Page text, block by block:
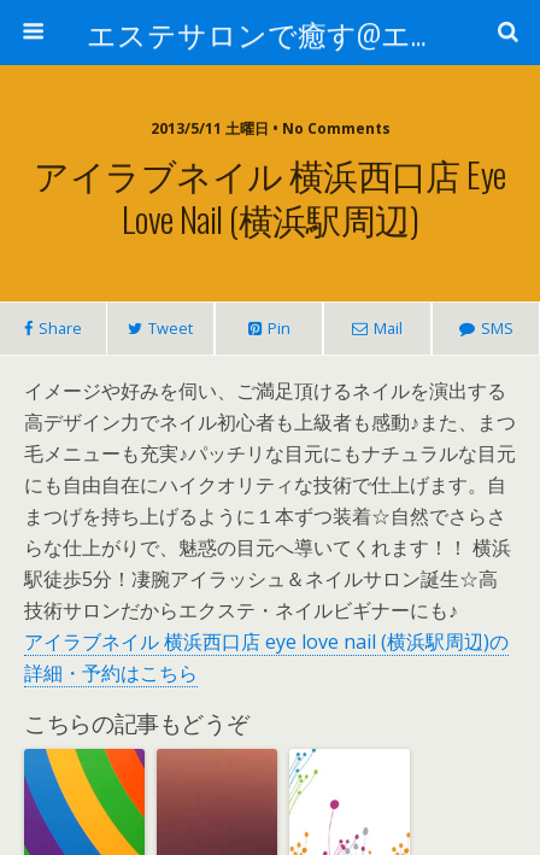
エステサロンで癒す@エステ～全国エステ情報
2013/5/11 土曜日 • No Comments
アイラブネイル 横浜西口店 Eye
Love Nail (横浜駅周辺)
Share Tweet Pin Mail SMS
イメージや好みを伺い、ご満足頂けるネイルを演出する
高デザイン力でネイル初心者も上級者も感動♪また、まつ
毛メニューも充実♪パッチリな目元にもナチュラルな目元
にも自由自在にハイクオリティな技術で仕上げます。自
まつげを持ち上げるように１本ずつ装着☆自然でさらさ
らな仕上がりで、魅惑の目元へ導いてくれます！！ 横浜
駅徒歩5分！凄腕アイラッシュ＆ネイルサロン誕生☆高
技術サロンだからエクステ・ネイルビギナーにも♪
アイラブネイル 横浜西口店 eye love nail (横浜駅周辺)の
詳細・予約はこちら
こちらの記事もどうぞ